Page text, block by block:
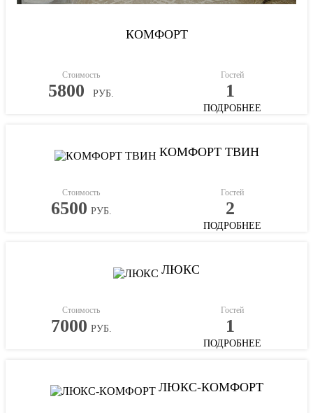
КОМФОРТ
Стоимость
5800 РУБ.
Гостей
1
ПОДРОБНЕЕ
КОМФОРТ ТВИН
Стоимость
6500 РУБ.
Гостей
2
ПОДРОБНЕЕ
ЛЮКС
Стоимость
7000 РУБ.
Гостей
1
ПОДРОБНЕЕ
ЛЮКС-КОМФОРТ